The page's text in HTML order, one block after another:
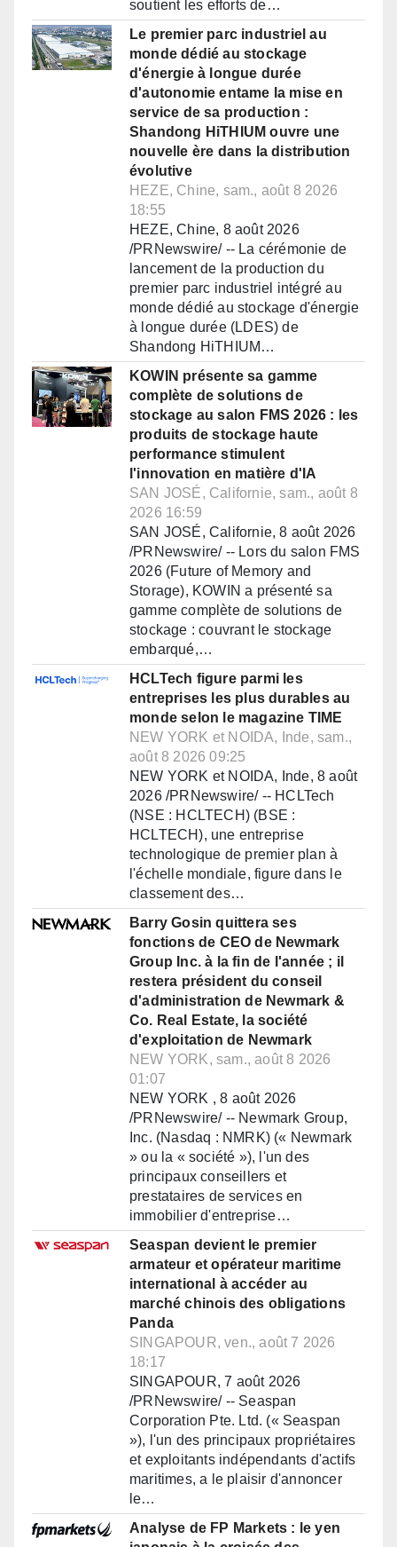
soutient les efforts de…
Le premier parc industriel au
monde dédié au stockage
d'énergie à longue durée
d'autonomie entame la mise en
service de sa production :
Shandong HiTHIUM ouvre une
nouvelle ère dans la distribution
évolutive
HEZE, Chine, sam., août 8 2026
18:55
HEZE, Chine, 8 août 2026
/PRNewswire/ -- La cérémonie de
lancement de la production du
premier parc industriel intégré au
monde dédié au stockage d'énergie
à longue durée (LDES) de
Shandong HiTHIUM…
KOWIN présente sa gamme
complète de solutions de
stockage au salon FMS 2026 : les
produits de stockage haute
performance stimulent
l'innovation en matière d'IA
SAN JOSÉ, Californie, sam., août 8
2026 16:59
SAN JOSÉ, Californie, 8 août 2026
/PRNewswire/ -- Lors du salon FMS
2026 (Future of Memory and
Storage), KOWIN a présenté sa
gamme complète de solutions de
stockage : couvrant le stockage
embarqué,…
HCLTech figure parmi les
entreprises les plus durables au
monde selon le magazine TIME
NEW YORK et NOIDA, Inde, sam.,
août 8 2026 09:25
NEW YORK et NOIDA, Inde, 8 août
2026 /PRNewswire/ -- HCLTech
(NSE : HCLTECH) (BSE :
HCLTECH), une entreprise
technologique de premier plan à
l'échelle mondiale, figure dans le
classement des…
Barry Gosin quittera ses
fonctions de CEO de Newmark
Group Inc. à la fin de l'année ; il
restera président du conseil
d'administration de Newmark &
Co. Real Estate, la société
d'exploitation de Newmark
NEW YORK, sam., août 8 2026
01:07
NEW YORK , 8 août 2026
/PRNewswire/ -- Newmark Group,
Inc. (Nasdaq : NMRK) (« Newmark
» ou la « société »), l'un des
principaux conseillers et
prestataires de services en
immobilier d'entreprise…
Seaspan devient le premier
armateur et opérateur maritime
international à accéder au
marché chinois des obligations
Panda
SINGAPOUR, ven., août 7 2026
18:17
SINGAPOUR, 7 août 2026
/PRNewswire/ -- Seaspan
Corporation Pte. Ltd. (« Seaspan
»), l'un des principaux propriétaires
et exploitants indépendants d'actifs
maritimes, a le plaisir d'annoncer
le…
Analyse de FP Markets : le yen